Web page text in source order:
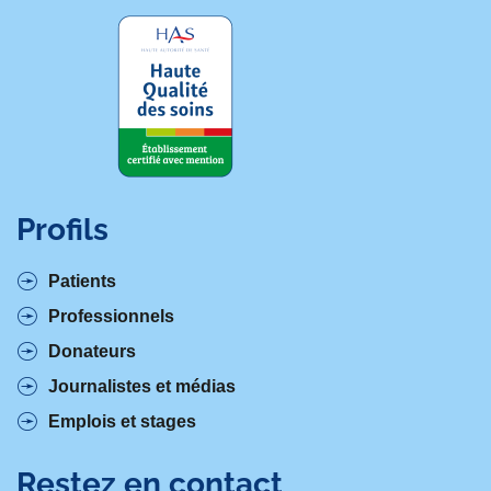
Profils
Patients
Professionnels
Donateurs
Journalistes et médias
Emplois et stages
Restez en contact